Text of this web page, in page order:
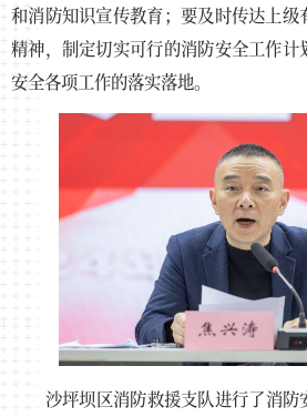
和消防知识宣传教育；要及时传达上
精神，制定切实可行的消防安全工作
安全各项工作的落实落地。
沙坪坝区消防救援支队进行了消